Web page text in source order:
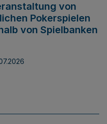
von
Pokerspielen
von Spielbanken